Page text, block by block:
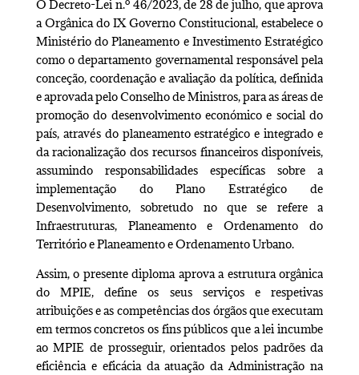
O Decreto-Lei n.º 46/2023, de 28 de julho, que aprova
a Orgânica do IX Governo Constitucional, estabelece o
Ministério do Planeamento e Investimento Estratégico
como o departamento governamental responsável pela
conceção, coordenação e avaliação da política, definida
e aprovada pelo Conselho de Ministros, para as áreas de
promoção do desenvolvimento económico e social do
país, através do planeamento estratégico e integrado e
da racionalização dos recursos financeiros disponíveis,
assumindo responsabilidades específicas sobre a
implementação do Plano Estratégico de
Desenvolvimento, sobretudo no que se refere a
Infraestruturas, Planeamento e Ordenamento do
Território e Planeamento e Ordenamento Urbano.
Assim, o presente diploma aprova a estrutura orgânica
do MPIE, define os seus serviços e respetivas
atribuições e as competências dos órgãos que executam
em termos concretos os fins públicos que a lei incumbe
ao MPIE de prosseguir, orientados pelos padrões da
eficiência e eficácia da atuação da Administração na